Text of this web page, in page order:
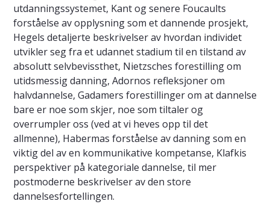
utdanningssystemet, Kant og senere Foucaults
forståelse av opplysning som et dannende prosjekt,
Hegels detaljerte beskrivelser av hvordan individet
utvikler seg fra et udannet stadium til en tilstand av
absolutt selvbevissthet, Nietzsches forestilling om
utidsmessig danning, Adornos refleksjoner om
halvdannelse, Gadamers forestillinger om at dannelse
bare er noe som skjer, noe som tiltaler og
overrumpler oss (ved at vi heves opp til det
allmenne), Habermas forståelse av danning som en
viktig del av en kommunikative kompetanse, Klafkis
perspektiver på kategoriale dannelse, til mer
postmoderne beskrivelser av den store
dannelsesfortellingen.